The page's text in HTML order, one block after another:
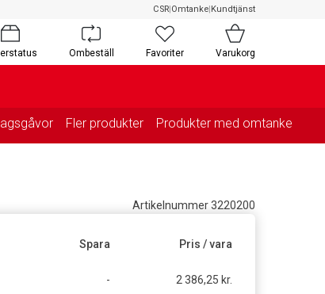
CSR|Omtanke|Kundtjänst
Ombeställ Favoriter Varukorg
Fler produkter Produkter med omtanke
Artikelnummer 3220200
Spara Pris / vara
- 2 386,25 kr.